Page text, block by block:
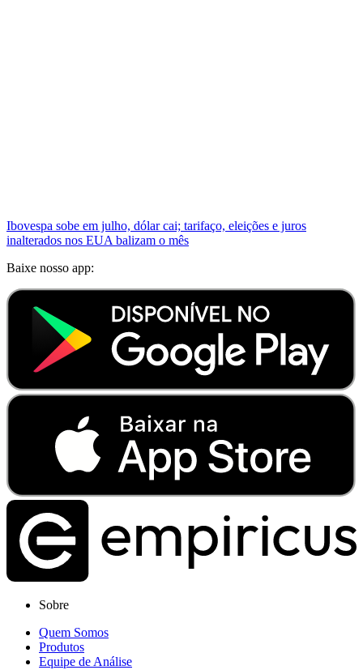
Ibovespa sobe em julho, dólar cai; tarifaço, eleições e juros
inalterados nos EUA balizam o mês
Baixe nosso app:
Sobre
Quem Somos
Produtos
Equipe de Análise